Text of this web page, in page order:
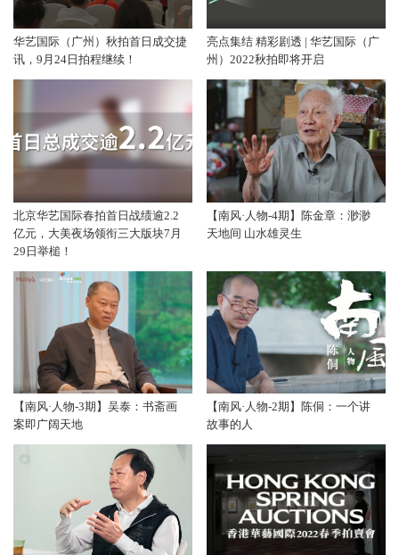
华艺国际（广州）秋拍首日成交捷
讯，9月24日拍程继续！
亮点集结 精彩剧透 | 华艺国际（广
州）2022秋拍即将开启
北京华艺国际春拍首日战绩逾2.2
亿元，大美夜场领衔三大版块7月
29日举槌！
【南风·人物-4期】陈金章：渺渺
天地间 山水雄灵生
【南风·人物-3期】吴泰：书斋画
案即广阔天地
【南风·人物-2期】陈侗：一个讲
故事的人